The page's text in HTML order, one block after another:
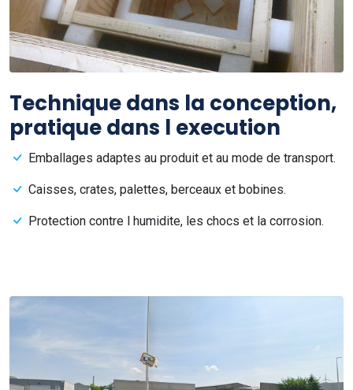
Technique dans la conception,
pratique dans l execution
Emballages adaptes au produit et au mode de transport.
Caisses, crates, palettes, berceaux et bobines.
Protection contre l humidite, les chocs et la corrosion.